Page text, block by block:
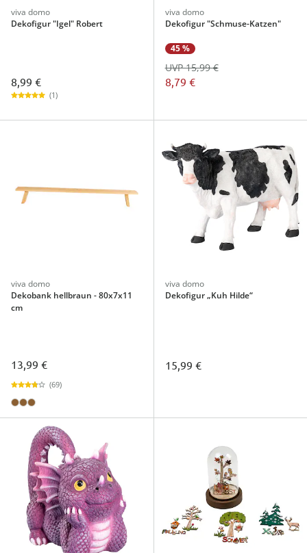
viva domo
Dekofigur "Igel" Robert
8,99 €
(1)
viva domo
Dekofigur "Schmuse-Katzen"
45 %
8,79 €
UVP 15,99 €
viva domo
Dekobank hellbraun - 80x7x11
cm
13,99 €
(69)
viva domo
Dekofigur „Kuh Hilde“
15,99 €